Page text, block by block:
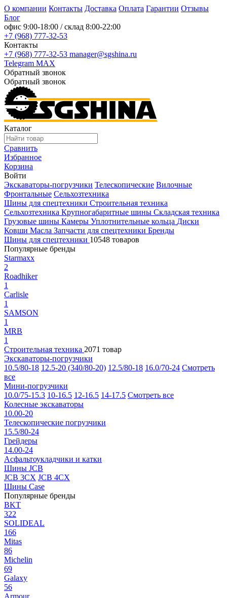
О компании Контакты Доставка Оплата Гарантии Отзывы
Блог
офис 9:00-18:00 / склад 8:00-22:00
+7 (968) 777-32-53
Контакты
+7 (968) 777-32-53 manager@sgshina.ru
Telegram MAX
Обратный звонок
Обратный звонок
Каталог
Сравнить
Избранное
Корзина
Войти
Экскаваторы-погрузчики Телескопические Вилочные
Фронтальные Сельхозтехника
Шины для спецтехники Строительная техника
Сельхозтехника Крупногабаритные шины Складская техника
Грузовые шины Камеры Уплотнительные кольца Диски
Ковши Масла Запчасти для спецтехники Бренды
Шины для спецтехники 10548 товаров
Популярные бренды
Starmaxx
2
Roadhiker
1
Carlisle
1
SAMSON
1
MRB
1
Строительная техника 2071 товар
Экскаваторы-погрузчики
10.5/80-18 12.5-20 (340/80-20) 12.5/80-18 16.0/70-24 Смотреть
все
Мини-погрузчики
10.0/75-15.3 10-16.5 12-16.5 14-17.5 Смотреть все
Колесные экскаваторы
10.00-20
Телескопические погрузчики
15.5/80-24
Грейдеры
14.00-24
Асфальтоукладчики и катки
Шины JCB
JCB 3CX JCB 4CX
Шины Case
Популярные бренды
BKT
322
SOLIDEAL
166
Mitas
86
Michelin
69
Galaxy
56
Armour